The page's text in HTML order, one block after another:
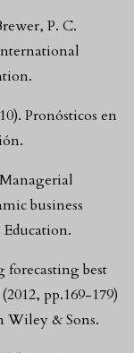
P. C.
Pronósticos en
business
forecasting best
pp.169-179)
Wiley & Sons.